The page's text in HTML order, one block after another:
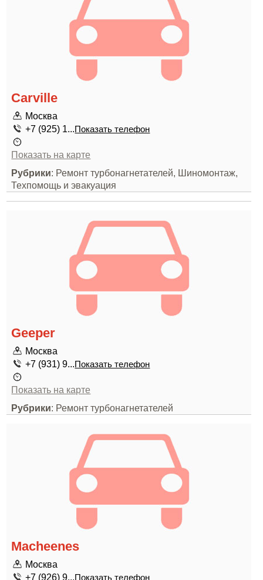
Carville
Москва
+7 (925) 1...Показать телефон
Показать на карте
Рубрики: Ремонт турбонагнетателей, Шиномонтаж,
Техпомощь и эвакуация
Geeper
Москва
+7 (931) 9...Показать телефон
Показать на карте
Рубрики: Ремонт турбонагнетателей
Macheenes
Москва
+7 (926) 9...Показать телефон